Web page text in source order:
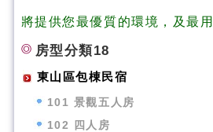
將提供您最優質的環境，及最
房型分類18
東山區包棟民宿
101 景觀五人房
102 四人房